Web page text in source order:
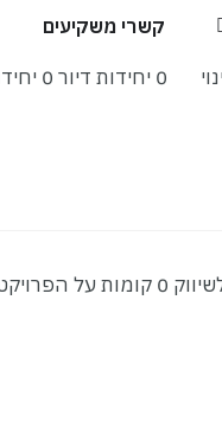
קשרי משקיעים
סטטוס: בתכנון לתב"ע הרצל 120 - 128 | ראשון לציון סטטוס: בתכנון
סטטוס: בתכנון​ ירושלים 35 | בת ים סטטוס: בתכנון​ הריסה ובנייה 0 יחידות דיור 0 יחידות לשיווק 0 קומות